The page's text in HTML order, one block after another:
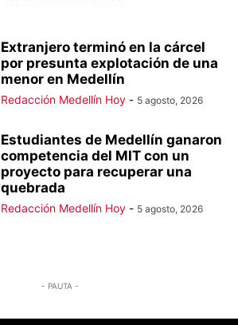
Extranjero terminó en la cárcel
por presunta explotación de una
menor en Medellín
Redacción Medellín Hoy - 5 agosto, 2026
Estudiantes de Medellín ganaron
competencia del MIT con un
proyecto para recuperar una
quebrada
Redacción Medellín Hoy - 5 agosto, 2026
- PAUTA -